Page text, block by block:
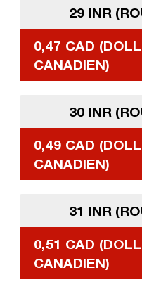
29 INR
0,47 CAD
CANADIEN)
30 INR
0,49 CAD
CANADIEN)
31 INR
0,51 CAD
CANADIEN)